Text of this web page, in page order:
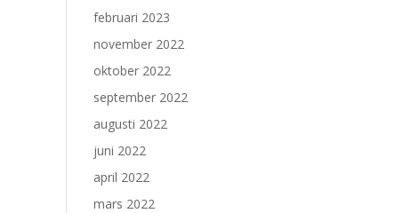
februari 2023
november 2022
oktober 2022
september 2022
augusti 2022
juni 2022
april 2022
mars 2022